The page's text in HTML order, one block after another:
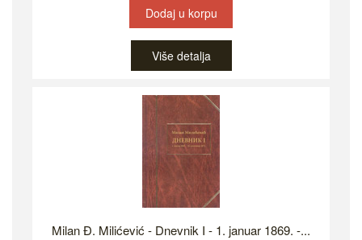
Dodaj u korpu
Više detalja
Milan Đ. Milićević - Dnevnik I - 1. januar 1869. -...